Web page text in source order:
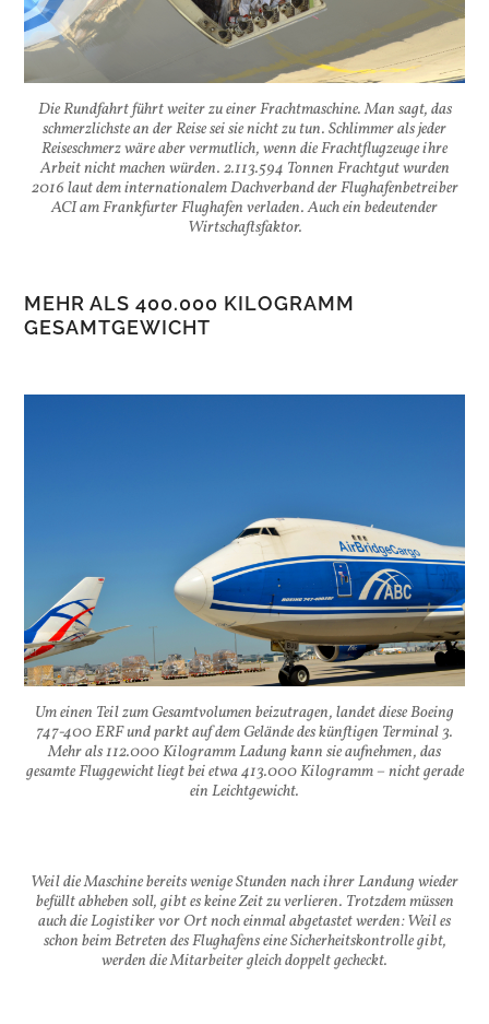
Die Rundfahrt führt weiter zu einer Frachtmaschine. Man sagt, das
schmerzlichste an der Reise sei sie nicht zu tun. Schlimmer als jeder
Reiseschmerz wäre aber vermutlich, wenn die Frachtflugzeuge ihre
Arbeit nicht machen würden. 2.113.594 Tonnen Frachtgut wurden
2016 laut dem internationalem Dachverband der Flughafenbetreiber
ACI am Frankfurter Flughafen verladen. Auch ein bedeutender
Wirtschaftsfaktor.
MEHR ALS 400.000 KILOGRAMM
GESAMTGEWICHT
Um einen Teil zum Gesamtvolumen beizutragen, landet diese Boeing
747-400 ERF und parkt auf dem Gelände des künftigen Terminal 3.
Mehr als 112.000 Kilogramm Ladung kann sie aufnehmen, das
gesamte Fluggewicht liegt bei etwa 413.000 Kilogramm – nicht gerade
ein Leichtgewicht.
Weil die Maschine bereits wenige Stunden nach ihrer Landung wieder
befüllt abheben soll, gibt es keine Zeit zu verlieren. Trotzdem müssen
auch die Logistiker vor Ort noch einmal abgetastet werden: Weil es
schon beim Betreten des Flughafens eine Sicherheitskontrolle gibt,
werden die Mitarbeiter gleich doppelt gecheckt.